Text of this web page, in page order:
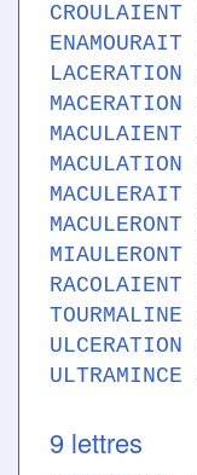
CROULAIENT
ENAMOURAIT
LACERATION
MACERATION
MACULAIENT
MACULATION
MACULERAIT
MACULERONT
MIAULERONT
RACOLAIENT
TOURMALINE
ULCERATION
ULTRAMINCE
9 lettres